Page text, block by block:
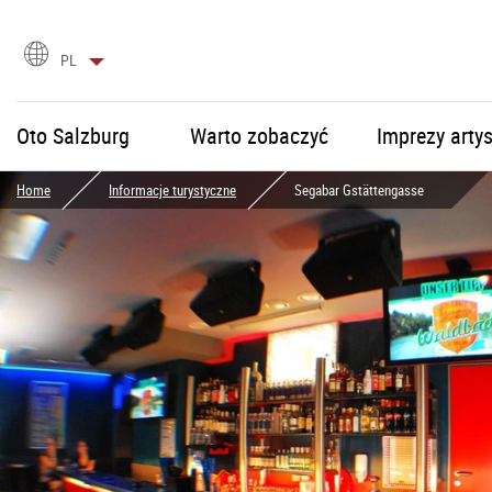
Wybór
języka
PL
Oto Salzburg Warto zobaczyć Imprezy
Home Informacje turystyczne Segabar Gstättengasse